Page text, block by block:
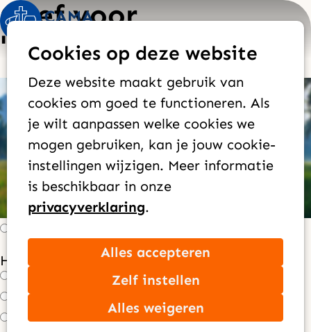
Cookies op deze website
Deze website maakt gebruik van
cookies om goed te functioneren. Als
je wilt aanpassen welke cookies we
mogen gebruiken, kan je jouw cookie-
instellingen wijzigen. Meer informatie
is beschikbaar in onze
privacyverklaring.
Alles accepteren
Zelf instellen
Alles weigeren
Geef voor
"Sterrenlicht"
Huidig:
Wat wil je geven?
Wie ben je?
Contactgegevens
Hoe vaak wil je geven?*
Maandelijks
Jaarlijks
Eenmalig
Hoeveel wil je per maand doneren?
€ 25,00